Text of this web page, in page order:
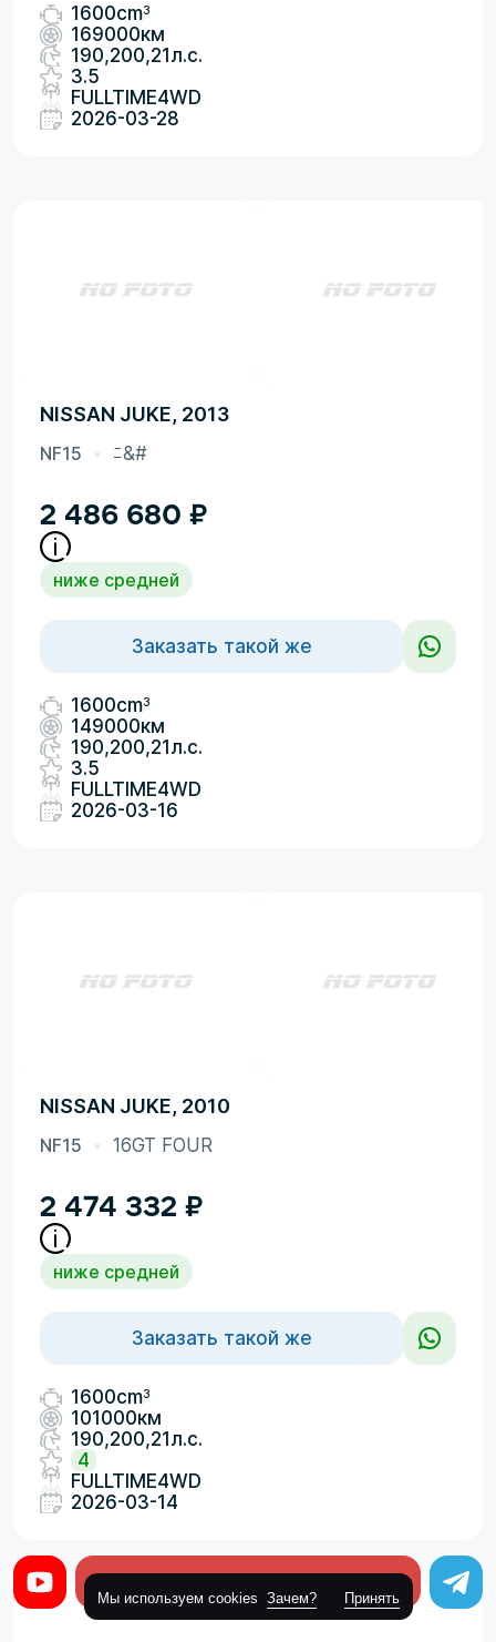
1600cm3
169000км
190,200,21л.с.
3.5
FULLTIME4WD
2026-03-28
NISSAN JUKE, 2013
NF15 ﾆ&#
2 486 680 ₽
ниже средней
Заказать такой же
1600cm3
149000км
190,200,21л.с.
3.5
FULLTIME4WD
2026-03-16
NISSAN JUKE, 2010
NF15 16GT FOUR
2 474 332 ₽
ниже средней
Заказать такой же
1600cm3
101000км
190,200,21л.с.
4
FULLTIME4WD
2026-03-14
Мы используем cookies Зачем? Принять